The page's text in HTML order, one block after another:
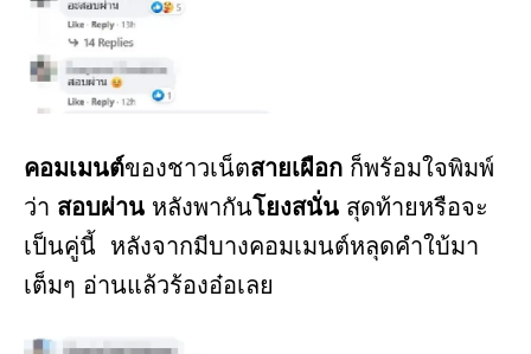
คอมเมนต์ของชาวเน็ตสายเผือก ก็พร้อมใจพิมพ์
ว่า สอบผ่าน หลังพากันโยงสนั่น สุดท้ายหรือจะ
เป็นคู่นี้ หลังจากมีบางคอมเมนต์หลุดคำใบ้มา
เต็มๆ อ่านแล้วร้องอ๋อเลย